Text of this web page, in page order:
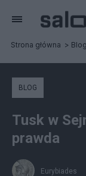
Strona główna
BLOG
Tusk w
prawda
Eurybiades